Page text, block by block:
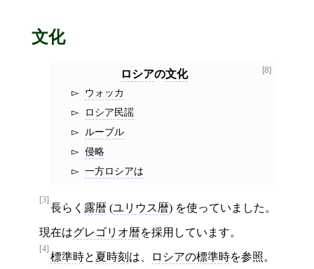
文化
[8]
ロシアの文化
ウォッカ
ロシア民謡
ルーブル
侵略
一方ロシアは
[3]
長らく 露暦 (ユリウス暦) を使っていました。
現在はグレゴリオ暦を採用しています。
[4]
標準時と 夏時刻 は、 ロシアの標準時を参照。